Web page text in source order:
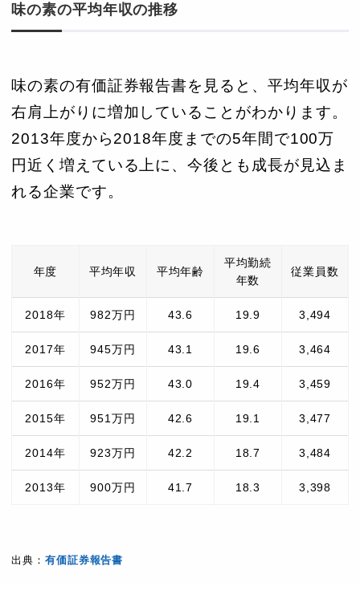
味の素の平均年収の推移
味の素の有価証券報告書を見ると、平均年収が
右肩上がりに増加していることがわかります。
2013年度から2018年度までの5年間で100万
円近く増えている上に、今後とも成長が見込ま
れる企業です。
年度 平均年収 平均年齢
平均勤続
年数
従業員数
2018年 982万円 43.6 19.9 3,494
2017年 945万円 43.1 19.6 3,464
2016年 952万円 43.0 19.4 3,459
2015年 951万円 42.6 19.1 3,477
2014年 923万円 42.2 18.7 3,484
2013年 900万円 41.7 18.3 3,398
出典： 有価証券報告書